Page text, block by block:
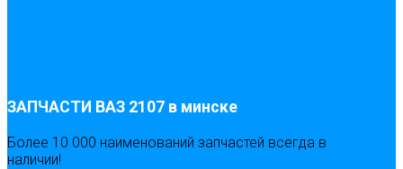
ЗАПЧАСТИ ВАЗ 2107 в минске
Более 10 000 наименований запчастей всегда в
наличии!